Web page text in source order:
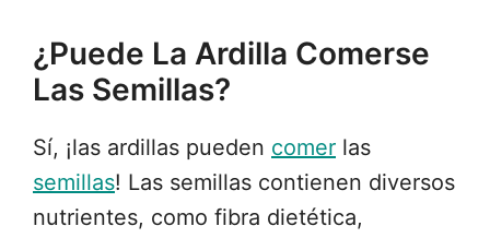
¿Puede La Ardilla Comerse
Las Semillas?
Sí, ¡las ardillas pueden comer las
semillas! Las semillas contienen diversos
nutrientes, como fibra dietética,